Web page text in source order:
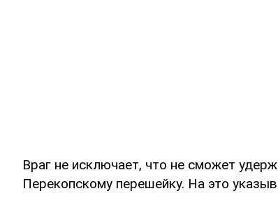
Враг не исключает, что не сможет
Перекопскому перешейку. На это